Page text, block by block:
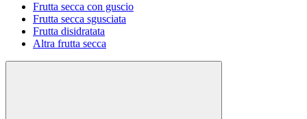
Frutta secca con guscio
Frutta secca sgusciata
Frutta disidratata
Altra frutta secca